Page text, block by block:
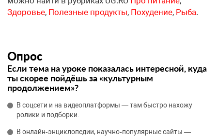
Здоровье, Полезные продукты, Похудение, Рыба.
Опрос
Если тема на уроке показалась интересной, куда
ты скорее пойдёшь за «культурным
продолжением»?
В соцсети и на видеоплатформы — там быстро нахожу
ролики и подборки.
В онлайн‑энциклопедии, научно‑популярные сайты —